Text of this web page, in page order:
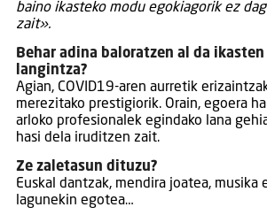
baino ikasteko modu egokiagorik ez
zait».
Behar adina baloratzen al da ikasten
langintza?
Agian, COVID19-aren aurretik
merezitako prestigiorik. Orain, egoera
arloko profesionalek egindako lana
hasi dela iruditzen zait.
Ze zaletasun dituzu?
Euskal dantzak, mendira joatea, musika
lagunekin egotea…